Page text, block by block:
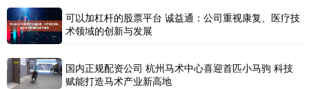
可以加杠杆的股票平台 诚益通：公司重视康复、医疗技
术领域的创新与发展
国内正规配资公司 杭州马术中心喜迎首匹小马驹 科技
赋能打造马术产业新高地